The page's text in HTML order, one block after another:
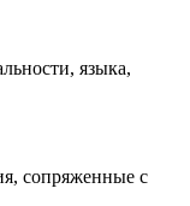
языка,
сопряженные с